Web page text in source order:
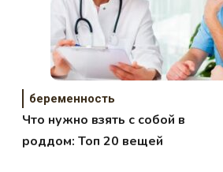
беременность
Что нужно взять с собой в
роддом: Топ 20 вещей